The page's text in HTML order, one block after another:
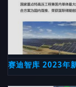
赛迪智库 2023年